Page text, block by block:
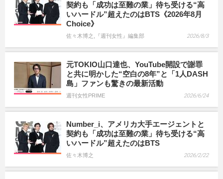
契約も「成功は至難の業」待ち受ける“高
いハードル”超えたのはBTS《2026年8月
Choice》
佐々木博之,『週刊女性』編集部 2026/8/3
元TOKIO山口達也、YouTube開設で謝罪
と共に明かした“空白の8年”と「1人DASH
島」ファンも驚きの最新活動
週刊女性PRIME 2026/6/24
Number_i、アメリカ大手エージェントと
契約も「成功は至難の業」待ち受ける“高
いハードル”超えたのはBTS
佐々木博之 2026/2/22